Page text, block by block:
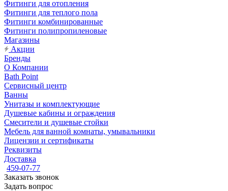
Фитинги для отопления
Фитинги для теплого пола
Фитинги комбинированные
Фитинги полипропиленовые
Магазины
Акции
Бренды
О Компании
Bath Point
Сервисный центр
Ванны
Унитазы и комплектующие
Душевые кабины и ограждения
Смесители и душевые стойки
Мебель для ванной комнаты, умывальники
Лицензии и сертификаты
Реквизиты
Доставка
459-07-77
Заказать звонок
Задать вопрос